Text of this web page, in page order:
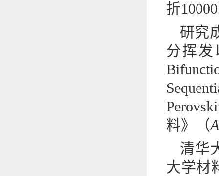
折
研究
分挥发
料》（
清华
大学材